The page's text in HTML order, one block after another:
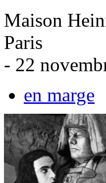
Maison
Paris
- 22
en marge